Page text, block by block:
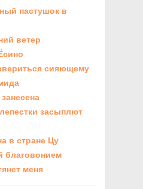
пастушок в
ветер
сияющему
засыплют
в стране Цу
благовонием
меня